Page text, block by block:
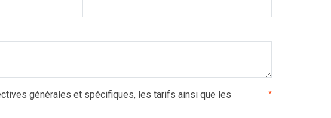
générales et spécifiques, les tarifs ainsi que les
*